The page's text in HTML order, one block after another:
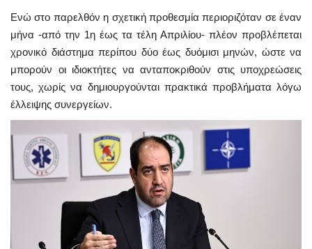
Ενώ στο παρελθόν η σχετική προθεσμία περιοριζόταν σε έναν
μήνα -από την 1η έως τα τέλη Απριλίου- πλέον προβλέπεται
χρονικό διάστημα περίπου δύο έως δυόμισι μηνών, ώστε να
μπορούν οι ιδιοκτήτες να ανταποκριθούν στις υποχρεώσεις
τους, χωρίς να δημιουργούνται πρακτικά προβλήματα λόγω
έλλειψης συνεργείων.